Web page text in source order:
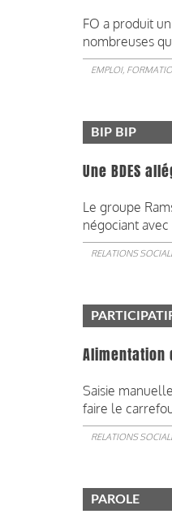
FO a produit
nombreuses
EMPLOI,
BIP BIP
Une BDES
Le groupe
négociant
RELATIONS
Alimentation
Saisie
faire le
RELATIONS
PAROLE